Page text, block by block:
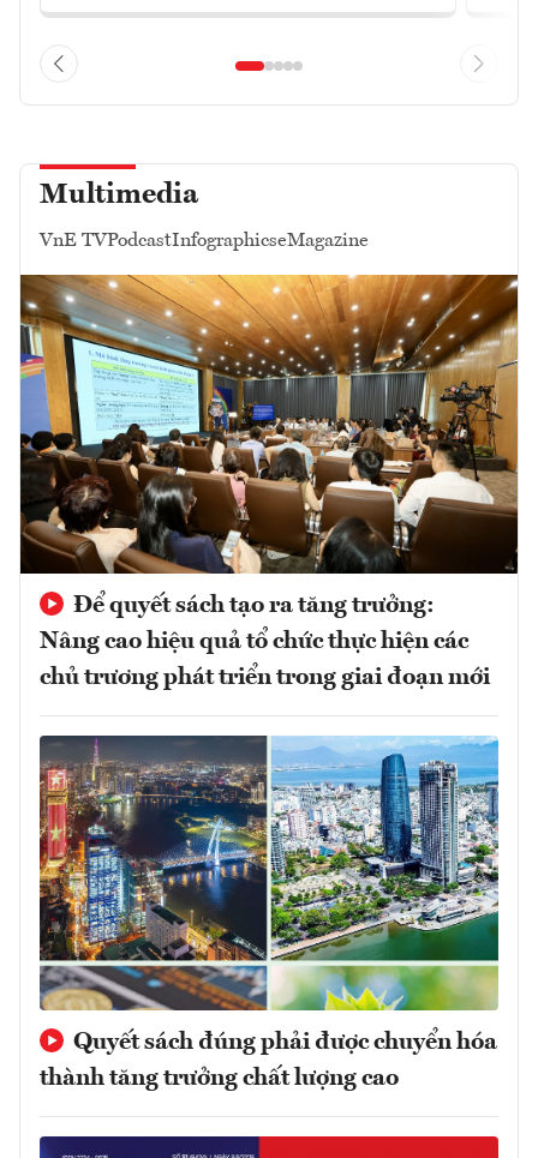
Multimedia
VnE TVPodcastInfographicseMagazine
Để quyết sách tạo ra tăng trưởng:
Nâng cao hiệu quả tổ chức thực hiện các
chủ trương phát triển trong giai đoạn mới
Quyết sách đúng phải được chuyển hóa
thành tăng trưởng chất lượng cao